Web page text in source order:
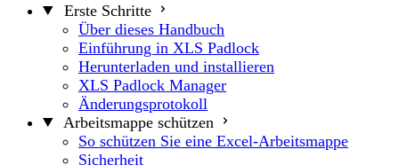
Erste Schritte
Über dieses Handbuch
Einführung in XLS Padlock
Herunterladen und installieren
XLS Padlock Manager
Änderungsprotokoll
Arbeitsmappe schützen
So schützen Sie eine Excel-Arbeitsmappe
Sicherheit